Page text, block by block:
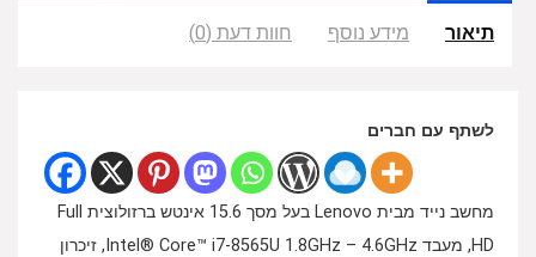
תיאור מידע נוסף חוות דעת (0)
לשתף עם חברים
מחשב נייד מבית Lenovo בעל מסך 15.6 אינטש ברזולוצית Full
HD, מעבד Intel® Core™ i7-8565U 1.8GHz – 4.6GHz, זיכרון